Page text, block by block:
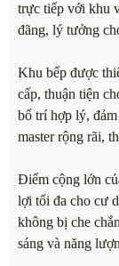
trực tiếp với khu
đãng, lý tưởng
Khu bếp được
cấp, thuận tiện
bố trí hợp lý,
master rộng rãi,
Điểm cộng lớn
lợi tối đa cho cư
không bị che
sáng và năng